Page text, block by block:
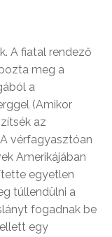
A fiatal rendező
meg a
a
(Amikor
az
vérfagyasztóan
Amerikájában
egyetlen
túllendülni a
fogadnak be
egy